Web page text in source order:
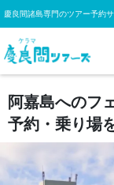
慶良間諸島専門のツアー予約
阿嘉島へのフ
予約・乗り場